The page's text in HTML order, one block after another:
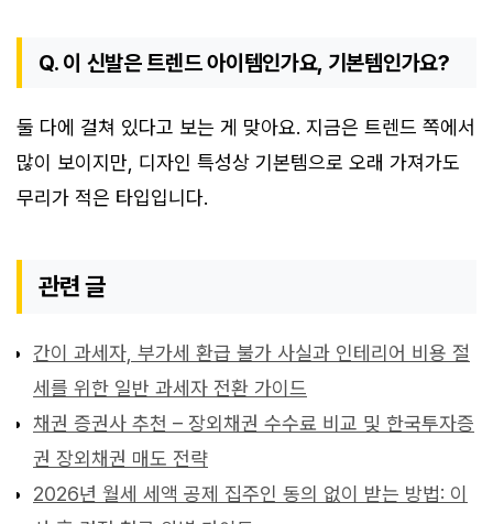
Q. 이 신발은 트렌드 아이템인가요, 기본템인가요?
둘 다에 걸쳐 있다고 보는 게 맞아요. 지금은 트렌드 쪽에서
많이 보이지만, 디자인 특성상 기본템으로 오래 가져가도
무리가 적은 타입입니다.
관련 글
간이 과세자, 부가세 환급 불가 사실과 인테리어 비용 절
세를 위한 일반 과세자 전환 가이드
채권 증권사 추천 – 장외채권 수수료 비교 및 한국투자증
권 장외채권 매도 전략
2026년 월세 세액 공제 집주인 동의 없이 받는 방법: 이